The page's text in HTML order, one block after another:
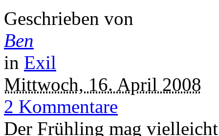
Geschrieben von
Ben
in Exil
Mittwoch, 16. April 2008
2 Kommentare
Der Frühling mag